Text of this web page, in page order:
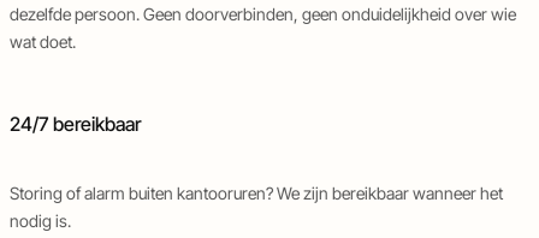
dezelfde persoon. Geen doorverbinden, geen onduidelijkheid over wie
wat doet.
24/7 bereikbaar
Storing of alarm buiten kantooruren? We zijn bereikbaar wanneer het
nodig is.